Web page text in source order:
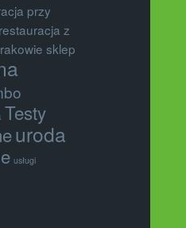
przy
restauracja z
sklep
Testy
uroda
usługi